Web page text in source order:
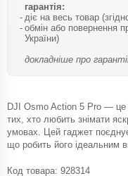
гарантія:
діє на весь товар
обмін або повернення
України)
докладніше про
DJI Osmo Action 5 Pro — це
тих, хто любить знімати
умовах. Цей гаджет
що робить його ідеальним
Код товара: 928314